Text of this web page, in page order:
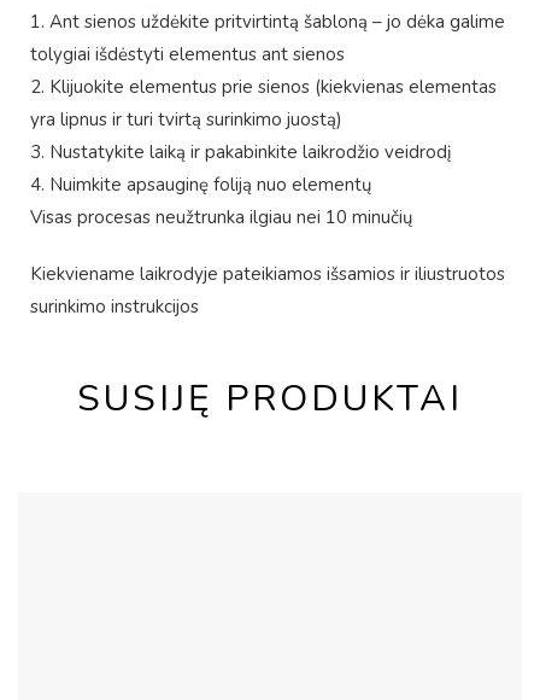
1. Ant sienos uždėkite pritvirtintą šabloną – jo dėka galime
tolygiai išdėstyti elementus ant sienos
2. Klijuokite elementus prie sienos (kiekvienas elementas
yra lipnus ir turi tvirtą surinkimo juostą)
3. Nustatykite laiką ir pakabinkite laikrodžio veidrodį
4. Nuimkite apsauginę foliją nuo elementų
Visas procesas neužtrunka ilgiau nei 10 minučių
Kiekviename laikrodyje pateikiamos išsamios ir iliustruotos
surinkimo instrukcijos
SUSIJĘ PRODUKTAI